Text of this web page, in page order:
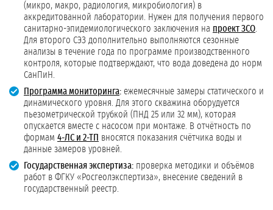
(микро, макро, радиология, микробиология) в
аккредитованной лаборатории. Нужен для получения первого
санитарно-эпидемиологического заключения на проект ЗСО
Для второго СЭЗ дополнительно выполняются сезонные
анализы в течение года по программе производственного
контроля, которые подтверждают, что вода доведена до норм
СанПиН.
Программа мониторинга: ежемесячные замеры статического и
динамического уровня. Для этого скважина оборудуется
пьезометрической трубкой (ПНД 25 или 32 мм), которая
опускается вместе с насосом при монтаже. В отчётность по
формам 4-ЛС и 2-ТП вносятся показания счётчика воды и
данные замеров уровней.
Государственная экспертиза: проверка методики и объёмов
работ в ФГКУ «Росгеолэкспертиза», внесение сведений в
государственный реестр.